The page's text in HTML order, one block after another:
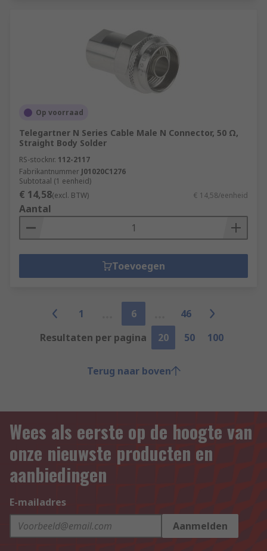
Op voorraad
Telegartner N Series Cable Male N Connector, 50 Ω,
Straight Body Solder
RS-stocknr. 112-2117
Fabrikantnummer J01020C1276
Subtotaal (1 eenheid)
€ 14,58(excl. BTW) € 14,58/eenheid
Aantal
Toevoegen
1 6
46
Resultaten per pagina
20 50 100
Terug naar boven
Wees als eerste op de hoogte van
onze nieuwste producten en
aanbiedingen
E-mailadres
Aanmelden